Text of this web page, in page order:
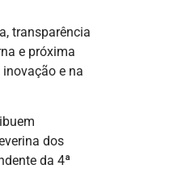
transparência
e próxima
e na
dos
da 4ª